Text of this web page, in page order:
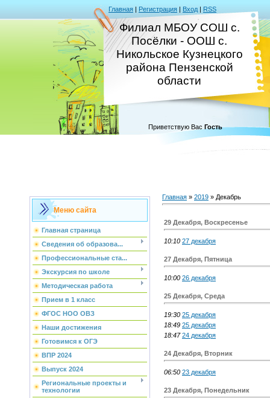
Главная | Регистрация | Вход | RSS
Филиал МБОУ СОШ с.
Посёлки - ООШ с.
Никольское Кузнецкого
района Пензенской
области
Приветствую Вас Гость
Меню сайта
Главная страница
Сведения об образова...
Профессиональные ста...
Экскурсия по школе
Методическая работа
Прием в 1 класс
ФГОС НОО ОВЗ
Наши достижения
Готовимся к ОГЭ
ВПР 2024
Выпуск 2024
Региональные проекты и
технологии
Главная » 2019 » Декабрь
29 Декабря, Воскресенье
10:10 27 декабря
27 Декабря, Пятница
10:00 26 декабря
25 Декабря, Среда
19:30 25 декабря
18:49 25 декабря
18:47 24 декабря
24 Декабря, Вторник
06:50 23 декабря
23 Декабря, Понедельник